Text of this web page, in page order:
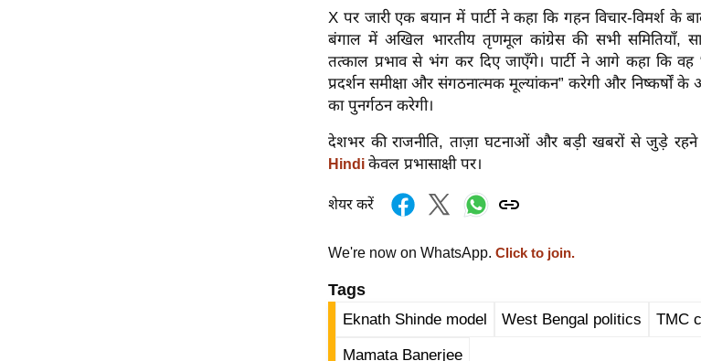
X पर जारी एक बयान में पार्टी ने कहा कि गहन विचार-विमर्श के
बंगाल में अखिल भारतीय तृणमूल कांग्रेस की सभी समितियाँ,
तत्काल प्रभाव से भंग कर दिए जाएँगे। पार्टी ने आगे कहा कि वह
प्रदर्शन समीक्षा और संगठनात्मक मूल्यांकन” करेगी और निष्कर्षों
का पुनर्गठन करेगी।
देशभर की राजनीति, ताज़ा घटनाओं और बड़ी खबरों से जुड़े
Hindi केवल प्रभासाक्षी पर।
शेयर करें
We're now on WhatsApp. Click to join.
Tags
Eknath Shinde model West Bengal politics TMC
Mamata Banerjee